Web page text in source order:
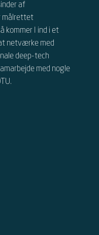
af
målrettet
kommer I ind i et
netværke med
deep-tech
med nogle